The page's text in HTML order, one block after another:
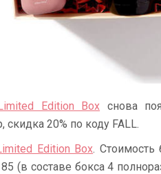
Edition Box снова
20% по коду FALL.
Edition Box. Стоимость
(в составе бокса 4